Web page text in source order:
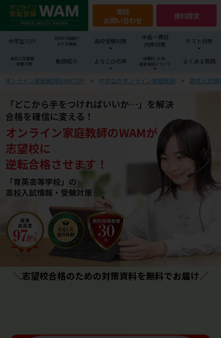
電話
お問い合わせ
資料請求
中学生TOP
WAMで成績が
上がる理由
高校受験対策
中高一貫校
内申対策
テスト対策
高校入試情報
・受験対策
教師紹介 よろこびの声
授業料･入会･
返金保証について
よくある質問
オンライン家庭教師WAM TOP 中学生のオンライン家庭教師 高校入試
「どこから手をつければいいか…」を解決
合格を確信に変える！
オンライン家庭教師のWAMが
志望校に
逆転合格させます！
「育英高等学校」の
高校入試情報・受験対策
＼志望校合格のための対策資料を無料でお届け／